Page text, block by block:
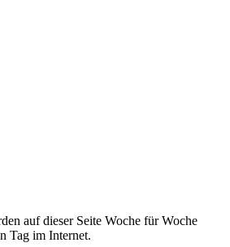
auf dieser Seite Woche für Woche
Tag im Internet.